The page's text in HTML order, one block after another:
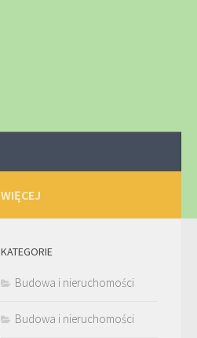
WIĘCEJ
KATEGORIE
Budowa i nieruchomości
Budowa i nieruchomości